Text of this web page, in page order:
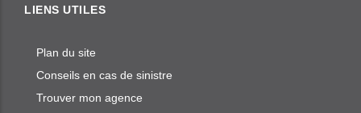
LIENS UTILES
Plan du site
Conseils en cas de sinistre
Trouver mon agence